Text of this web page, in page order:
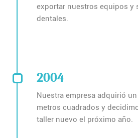
exportar nuestros equipos y
dentales.
2004
Nuestra empresa adquirió
metros cuadrados y
taller nuevo el próximo año.